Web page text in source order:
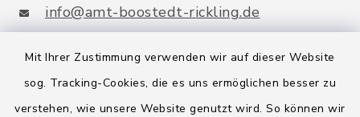
Mit Ihrer Zustimmung verwenden wir auf dieser Website
sog. Tracking-Cookies, die es uns ermöglichen besser zu
verstehen, wie unsere Website genutzt wird. So können wir
info@amt-boostedt-rickling.de
Quicklinks